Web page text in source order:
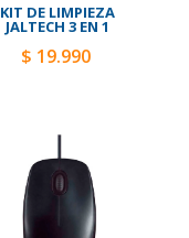
KIT DE LIMPIEZA
JALTECH 3 EN 1
$ 19.990